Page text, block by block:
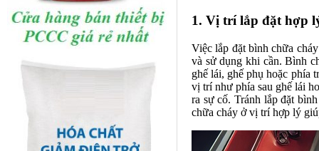
1. Vị trí lắp đặt hợp
Việc lắp đặt bình chữa
và sử dụng khi cần. Bình
ghế lái, ghế phụ hoặc phía
vị trí như phía sau ghế lái
ra sự cố. Tránh lắp đặt
chữa cháy ở vị trí hợp lý